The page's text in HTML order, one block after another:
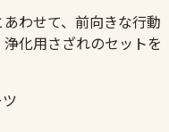
わせて、前向きな行動
化用さざれのセットを